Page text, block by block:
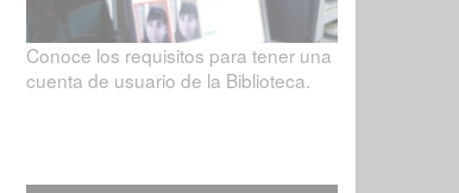
Conoce los requisitos para tener una
cuenta de usuario de la Biblioteca.